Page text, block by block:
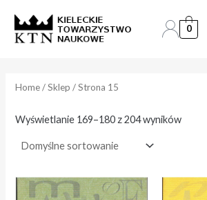
content
0
Home/Sklep / Strona 15
Wyświetlanie 169–180 z 204 wyników